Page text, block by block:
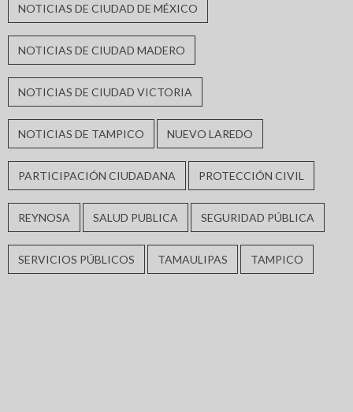
NOTICIAS DE CIUDAD DE MÉXICO
NOTICIAS DE CIUDAD MADERO
NOTICIAS DE CIUDAD VICTORIA
NOTICIAS DE TAMPICO NUEVO LAREDO
PARTICIPACIÓN CIUDADANA PROTECCIÓN CIVIL
REYNOSA SALUD PUBLICA SEGURIDAD PÚBLICA
SERVICIOS PÚBLICOS TAMAULIPAS TAMPICO